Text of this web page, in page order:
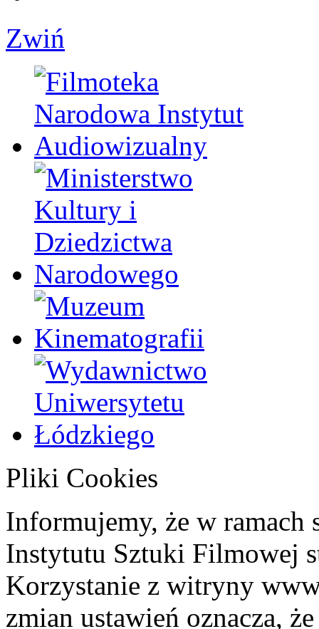
Zwiń
Pliki Cookies
Informujemy, że w ramach
Instytutu Sztuki Filmowej
Korzystanie z witryny
zmian ustawień oznacza,